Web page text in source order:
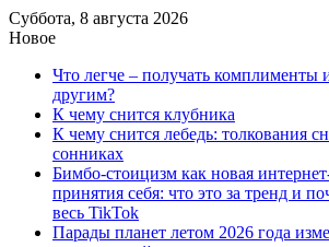
Суббота, 8 августа 2026
Новое
Что легче – получать комплименты
другим?
К чему снится клубника
К чему снится лебедь: толкования
сонниках
Бимбо-стоицизм как новая
принятия себя: что это за тренд и
весь TikTok
Парады планет летом 2026 года